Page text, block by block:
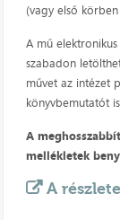
(vagy első
A mű
szabadon
művet az intézet
könyvbemutatót
A
mellékletek
A